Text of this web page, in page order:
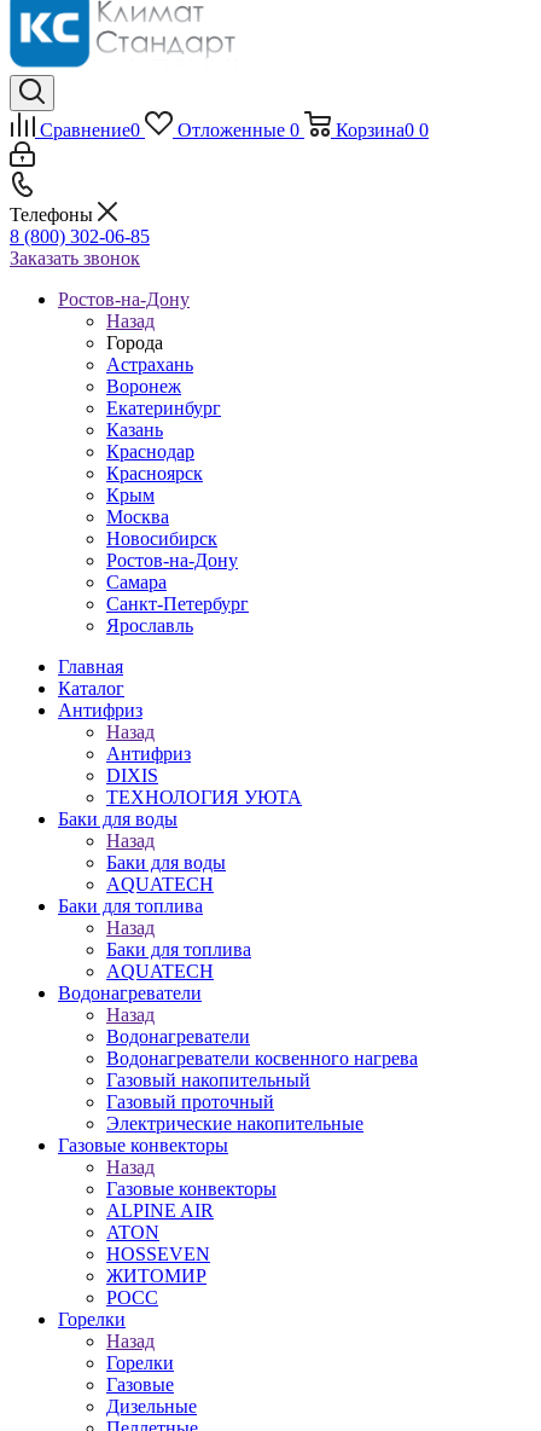
Сравнение0 Отложенные 0 Корзина0 0
Телефоны
8 (800) 302-06-85
Заказать звонок
Ростов-на-Дону
Назад
Города
Астрахань
Воронеж
Екатеринбург
Казань
Краснодар
Красноярск
Крым
Москва
Новосибирск
Ростов-на-Дону
Самара
Санкт-Петербург
Ярославль
Главная
Каталог
Антифриз
Назад
Антифриз
DIXIS
ТЕХНОЛОГИЯ УЮТА
Баки для воды
Назад
Баки для воды
AQUATECH
Баки для топлива
Назад
Баки для топлива
AQUATECH
Водонагреватели
Назад
Водонагреватели
Водонагреватели косвенного нагрева
Газовый накопительный
Газовый проточный
Электрические накопительные
Газовые конвекторы
Назад
Газовые конвекторы
ALPINE AIR
ATON
HOSSEVEN
ЖИТОМИР
РОСС
Горелки
Назад
Горелки
Газовые
Дизельные